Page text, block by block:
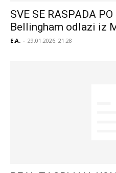
SVE SE RASPADA
Bellingham odlazi iz
E.A. - 29.01.2026. 21:28